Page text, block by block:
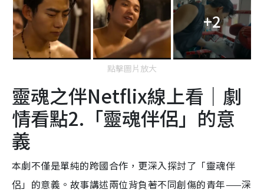
+2
點擊圖片放大
靈魂之伴Netflix線上看｜劇
情看點2.「靈魂伴侶」的意
義
本劇不僅是單純的跨國合作，更深入探討了「靈魂伴
侶」的意義。故事講述兩位背負著不同創傷的青年——深